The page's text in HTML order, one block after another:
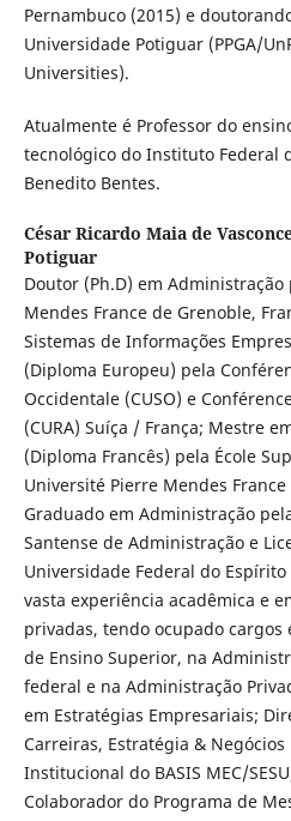
Pernambuco (2015) e
Universidade Potiguar (PPGA/
Universities).
Atualmente é Professor do
tecnológico do Instituto Federal
Benedito Bentes.
César Ricardo Maia de
Potiguar
Doutor (Ph.D) em
Mendes France de Grenoble,
Sistemas de Informações
(Diploma Europeu) pela
Occidentale (CUSO) e
(CURA) Suíça / França; Mestre
(Diploma Francês) pela École
Université Pierre Mendes
Graduado em Administração
Santense de Administração e
Universidade Federal do
vasta experiência acadêmica e
privadas, tendo ocupado
de Ensino Superior, na
federal e na Administração
em Estratégias Empresariais;
Carreiras, Estratégia &
Institucional do BASIS MEC/
Colaborador do Programa de